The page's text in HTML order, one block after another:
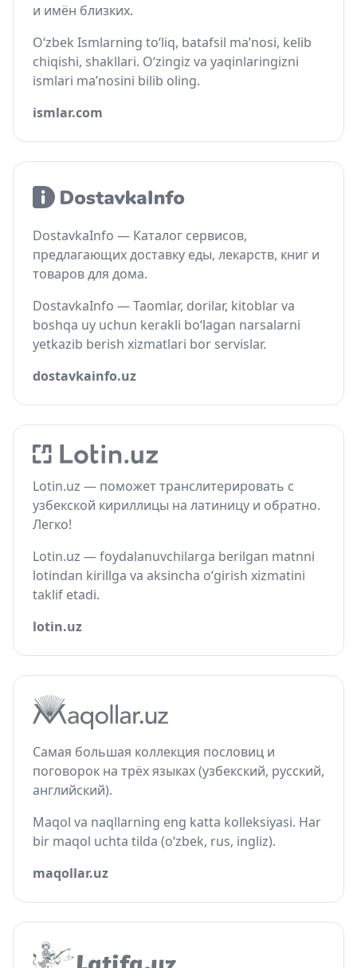
и имён близких.
O‘zbek Ismlarning to‘liq, batafsil ma’nosi, kelib
chiqishi, shakllari. O‘zingiz va yaqinlaringizni
ismlari ma’nosini bilib oling.
ismlar.com
DostavkaInfo — Каталог сервисов,
предлагающих доставку еды, лекарств, книг и
товаров для дома.
DostavkaInfo — Taomlar, dorilar, kitoblar va
boshqa uy uchun kerakli bo‘lagan narsalarni
yetkazib berish xizmatlari bor servislar.
dostavkainfo.uz
Lotin.uz — поможет транслитерировать с
узбекской кириллицы на латиницу и обратно.
Легко!
Lotin.uz — foydalanuvchilarga berilgan matnni
lotindan kirillga va aksincha o‘girish xizmatini
taklif etadi.
lotin.uz
Самая большая коллекция пословиц и
поговорок на трёх языках (узбекский, русский,
английский).
Maqol va naqllarning eng katta kolleksiyasi. Har
bir maqol uchta tilda (o‘zbek, rus, ingliz).
maqollar.uz